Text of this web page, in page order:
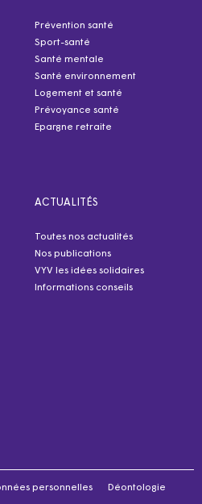
Prévention santé
Sport-santé
Santé mentale
Santé environnement
Logement et santé
Prévoyance santé
Epargne retraite
ACTUALITÉS
Toutes nos actualités
Nos publications
VYV les idées solidaires
Informations conseils
personnelles Déontologie